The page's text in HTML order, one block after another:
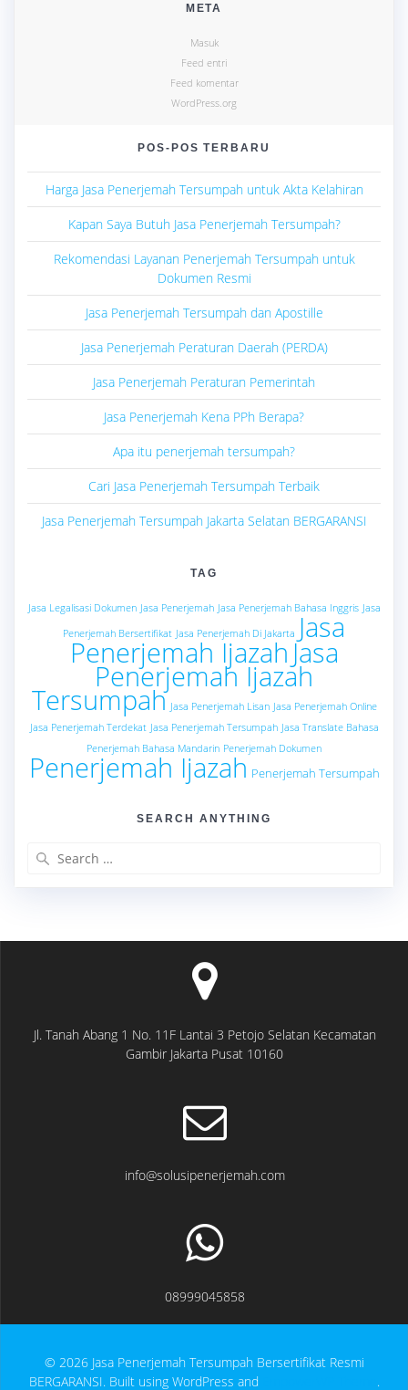
META
Masuk
Feed entri
Feed komentar
WordPress.org
POS-POS TERBARU
Harga Jasa Penerjemah Tersumpah untuk Akta Kelahiran
Kapan Saya Butuh Jasa Penerjemah Tersumpah?
Rekomendasi Layanan Penerjemah Tersumpah untuk
Dokumen Resmi
Jasa Penerjemah Tersumpah dan Apostille
Jasa Penerjemah Peraturan Daerah (PERDA)
Jasa Penerjemah Peraturan Pemerintah
Jasa Penerjemah Kena PPh Berapa?
Apa itu penerjemah tersumpah?
Cari Jasa Penerjemah Tersumpah Terbaik
Jasa Penerjemah Tersumpah Jakarta Selatan BERGARANSI
TAG
Jasa Legalisasi Dokumen Jasa Penerjemah Jasa Penerjemah Bahasa Inggris Jasa
Penerjemah Bersertifikat Jasa Penerjemah Di Jakarta Jasa
Penerjemah Ijazah Jasa
Penerjemah Ijazah
Tersumpah Jasa Penerjemah Lisan Jasa Penerjemah Online
Jasa Penerjemah Terdekat Jasa Penerjemah Tersumpah Jasa Translate Bahasa
Penerjemah Bahasa Mandarin Penerjemah Dokumen
Penerjemah Ijazah Penerjemah Tersumpah
SEARCH ANYTHING
Jl. Tanah Abang 1 No. 11F Lantai 3 Petojo Selatan Kecamatan
Gambir Jakarta Pusat 10160
info@solusipenerjemah.com
08999045858
© 2026 Jasa Penerjemah Tersumpah Bersertifikat Resmi
BERGARANSI. Built using WordPress and
.